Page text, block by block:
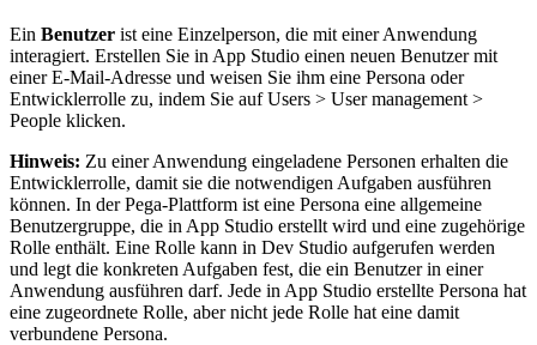
Ein Benutzer ist eine Einzelperson, die mit einer Anwendung
interagiert. Erstellen Sie in App Studio einen neuen Benutzer mit
einer E-Mail-Adresse und weisen Sie ihm eine Persona oder
Entwicklerrolle zu, indem Sie aufUsers > User management >
People klicken.
Hinweis: Zu einer Anwendung eingeladene Personen erhalten die
Entwicklerrolle, damit sie die notwendigen Aufgaben ausführen
können. In der Pega-Plattform ist eine Persona eine allgemeine
Benutzergruppe, die in App Studio erstellt wird und eine zugehörige
Rolle enthält. Eine Rolle kann in Dev Studio aufgerufen werden
und legt die konkreten Aufgaben fest, die ein Benutzer in einer
Anwendung ausführen darf. Jede in App Studio erstellte Persona hat
eine zugeordnete Rolle, aber nicht jede Rolle hat eine damit
verbundene Persona.